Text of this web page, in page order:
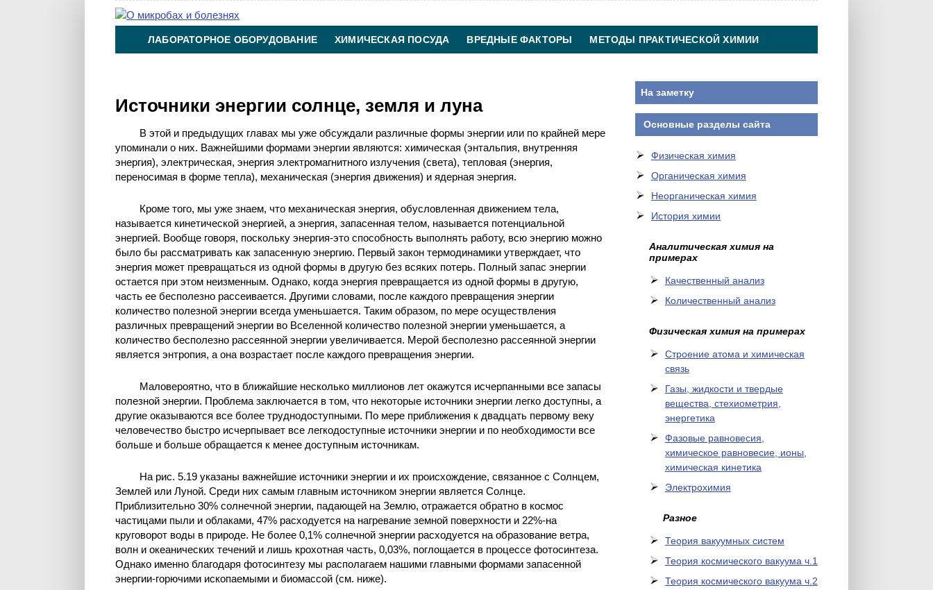
ЛАБОРАТОРНОЕ ОБОРУДОВАНИЕ ХИМИЧЕСКАЯ ПОСУДА ВРЕДНЫЕ ФАКТОРЫ МЕТОДЫ ПРАКТИЧЕСКОЙ ХИМИИ
Источники энергии солнце, земля и луна
В этой и предыдущих главах мы уже обсуждали различные формы энергии или по крайней мере
упоминали о них. Важнейшими формами энергии являются: химическая (энтальпия, внутренняя
энергия), электрическая, энергия электромагнитного излучения (света), тепловая (энергия,
переносимая в форме тепла), механическая (энергия движения) и ядерная энергия.
Кроме того, мы уже знаем, что механическая энергия, обусловленная движением тела,
называется кинетической энергией, а энергия, запасенная телом, называется потенциальной
энергией. Вообще говоря, поскольку энергия-это способность выполнять работу, всю энергию можно
было бы рассматривать как запасенную энергию. Первый закон термодинамики утверждает, что
энергия может превращаться из одной формы в другую без всяких потерь. Полный запас энергии
остается при этом неизменным. Однако, когда энергия превращается из одной формы в другую,
часть ее бесполезно рассеивается. Другими словами, после каждого превращения энергии
количество полезной энергии всегда уменьшается. Таким образом, по мере осуществления
различных превращений энергии во Вселенной количество полезной энергии уменьшается, а
количество бесполезно рассеянной энергии увеличивается. Мерой бесполезно рассеянной энергии
является энтропия, а она возрастает после каждого превращения энергии.
Маловероятно, что в ближайшие несколько миллионов лет окажутся исчерпанными все запасы
полезной энергии. Проблема заключается в том, что некоторые источники энергии легко доступны, а
другие оказываются все более труднодоступными. По мере приближения к двадцать первому веку
человечество быстро исчерпывает все легкодоступные источники энергии и по необходимости все
больше и больше обращается к менее доступным источникам.
На рис. 5.19 указаны важнейшие источники энергии и их происхождение, связанное с Солнцем,
Землей или Луной. Среди них самым главным источником энергии является Солнце.
Приблизительно 30% солнечной энергии, падающей на Землю, отражается обратно в космос
частицами пыли и облаками, 47% расходуется на нагревание земной поверхности и 22%-на
круговорот воды в природе. Не более 0,1% солнечной энергии расходуется на образование ветра,
волн и океанических течений и лишь крохотная часть, 0,03%, поглощается в процессе фотосинтеза.
Однако именно благодаря фотосинтезу мы располагаем нашими главными формами запасенной
энергии-горючими ископаемыми и биомассой (см. ниже).
На заметку
Основные разделы сайта
Физическая химия
Органическая химия
Неорганическая химия
История химии
Аналитическая химия на
примерах
Качественный анализ
Количественный анализ
Физическая химия на примерах
Cтроение атома и химическая
связь
Газы, жидкости и твердые
вещества, стехиометрия,
энергетика
Фазовые равновесия,
химическое равновесие, ионы,
химическая кинетика
Электрохимия
Разное
Теория вакуумных систем
Теория космического вакуума ч.1
Теория космического вакуума ч.2